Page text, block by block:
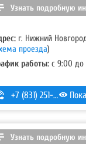
Узнать подробную
г. Нижний
проезда)
работы: с 9:00 до
+7 (831) 251-54-99
Узнать подробную